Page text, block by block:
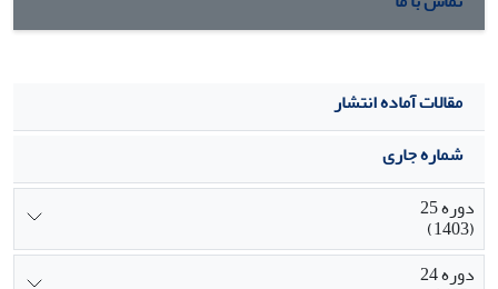
مقالات آماده انتشار
شماره جاری
دوره 25
(1403)
دوره 24